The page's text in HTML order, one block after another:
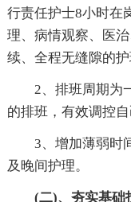
行责任护士8小时在
理、病情观察、医
续、全程无缝隙的护
2、排班周期为一
的排班，有效调控自
3、增加薄弱时间
及晚间护理。
(二)、夯实基础